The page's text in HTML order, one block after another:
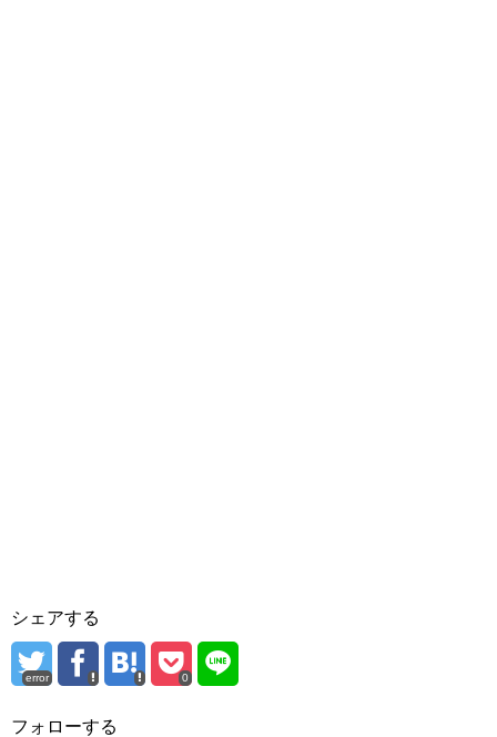
シェアする
error 0
フォローする